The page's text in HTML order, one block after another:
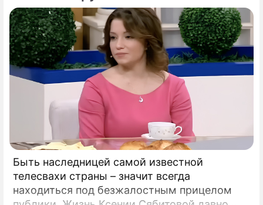
Быть наследницей самой известной
телесвахи страны – значит всегда
находиться под безжалостным прицелом